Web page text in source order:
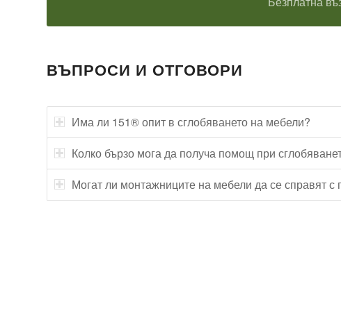
ВЪПРОСИ И ОТГОВОРИ
Има ли 151® опит в сглобяването на мебели?
Колко бързо мога да получа помощ при
Могат ли монтажниците на мебели да се справят с